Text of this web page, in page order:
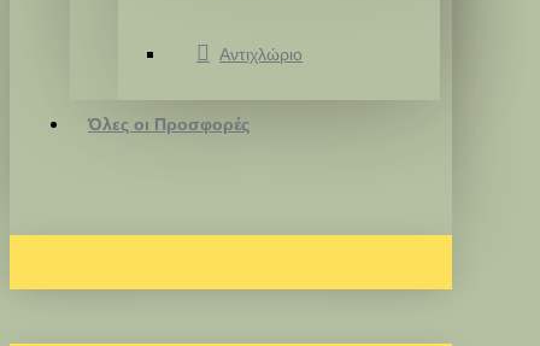
Αντιχλώριο
Όλες οι Προσφορές